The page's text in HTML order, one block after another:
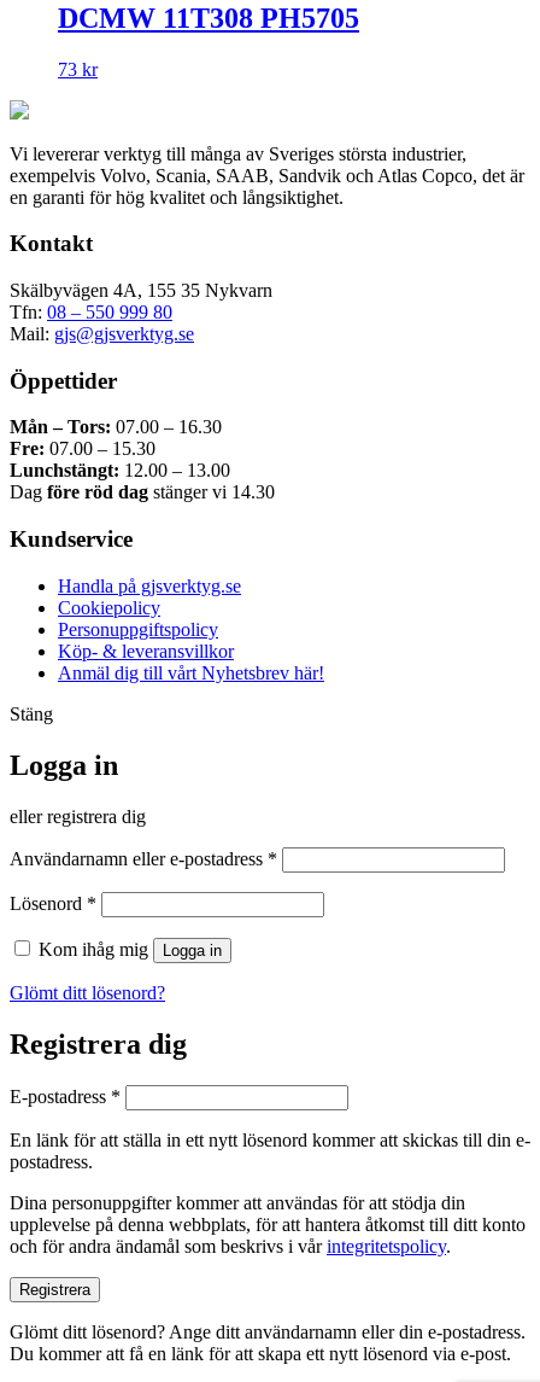
DCMW 11T308 PH5705
73 kr
Vi levererar verktyg till många av Sveriges största industrier,
exempelvis Volvo, Scania, SAAB, Sandvik och Atlas Copco, det är
en garanti för hög kvalitet och långsiktighet.
Kontakt
Skälbyvägen 4A, 155 35 Nykvarn
Tfn: 08 – 550 999 80
Mail: gjs@gjsverktyg.se
Öppettider
Mån – Tors: 07.00 – 16.30
Fre: 07.00 – 15.30
Lunchstängt: 12.00 – 13.00
Dag före röd dag stänger vi 14.30
Kundservice
Handla på gjsverktyg.se
Cookiepolicy
Personuppgiftspolicy
Köp- & leveransvillkor
Anmäl dig till vårt Nyhetsbrev här!
Stäng
Logga in
eller registrera dig
Användarnamn eller e-postadress *
Lösenord *
Kom ihåg mig Logga in
Glömt ditt lösenord?
Registrera dig
E-postadress *
En länk för att ställa in ett nytt lösenord kommer att skickas till din e-
postadress.
Dina personuppgifter kommer att användas för att stödja din
upplevelse på denna webbplats, för att hantera åtkomst till ditt konto
och för andra ändamål som beskrivs i vårintegritetspolicy.
Registrera
Glömt ditt lösenord? Ange ditt användarnamn eller din e-postadress.
Du kommer att få en länk för att skapa ett nytt lösenord via e-post.